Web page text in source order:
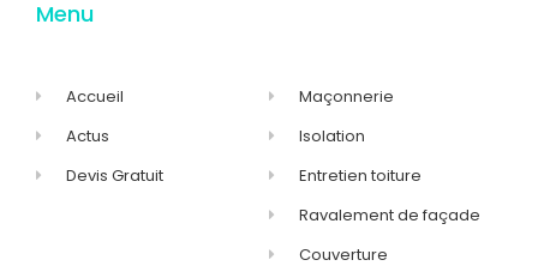
Menu
Accueil
Actus
Devis Gratuit
Maçonnerie
Isolation
Entretien toiture
Ravalement de façade
Couverture